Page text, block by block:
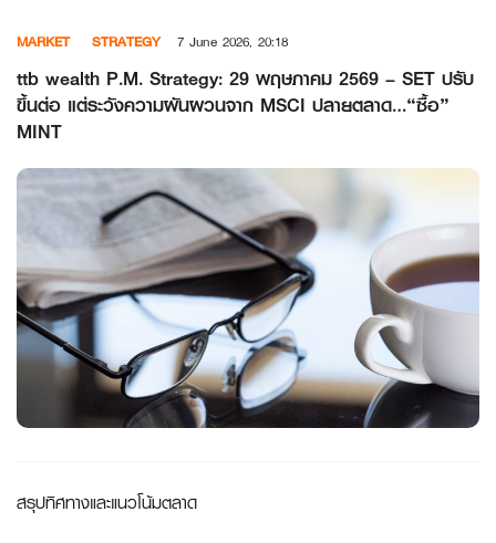
content
MARKET STRATEGY 7 June 2026, 20:18
ttb wealth P.M. Strategy: 29 พฤษภาคม 2569 – SET ปรับ
ขึ้นต่อ แต่ระวังความผันผวนจาก MSCI ปลายตลาด…“ซื้อ”
MINT
สรุปทิศทางและแนวโน้มตลาด